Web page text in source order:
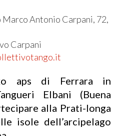
Antonio Carpani, 72,
Carpani
aps di Ferrara in
Elbani (Buena
alla Prati-longa
isole dell’arcipelago